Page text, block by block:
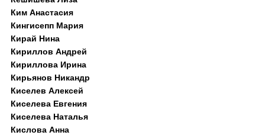
Ким Анастасия
Кингисепп Мария
Кирай Нина
Кириллов Андрей
Кириллова Ирина
Кирьянов Никандр
Киселев Алексей
Киселева Евгения
Киселева Наталья
Кислова Анна